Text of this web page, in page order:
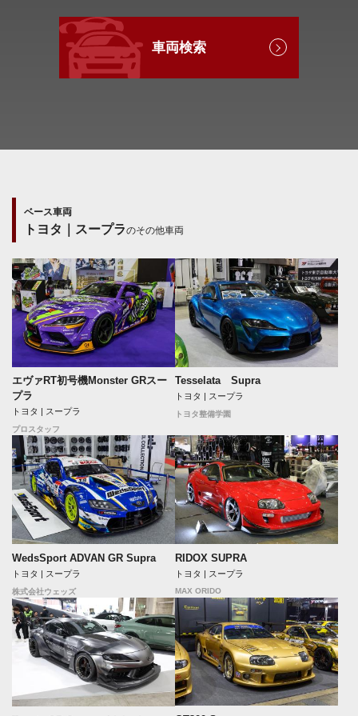
車両検索
ベース車両
トヨタ｜スープラのその他車両
エヴァRT初号機Monster GRスー
プラ
トヨタ | スープラ
プロスタッフ
Tesselata Supra
トヨタ | スープラ
トヨタ整備学園
WedsSport ADVAN GR Supra
トヨタ | スープラ
株式会社ウェッズ
RIDOX SUPRA
トヨタ | スープラ
MAX ORIDO